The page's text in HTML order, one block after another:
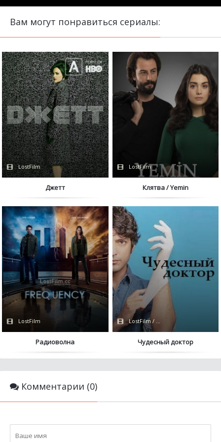
Вам могут понравиться сериалы:
LostFilm
Джетт
LostFilm
Клятва / Yemin
LostFilm
Радиоволна
LostFilm / FOX
Чудесный доктор
Комментарии (0)